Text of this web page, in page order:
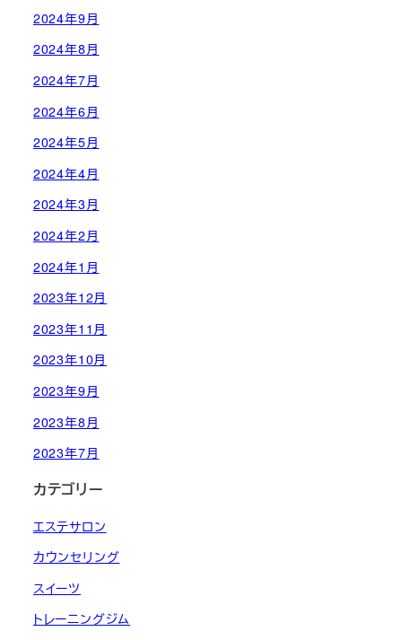
2024年9月
2024年8月
2024年7月
2024年6月
2024年5月
2024年4月
2024年3月
2024年2月
2024年1月
2023年12月
2023年11月
2023年10月
2023年9月
2023年8月
2023年7月
カテゴリー
エステサロン
カウンセリング
スイーツ
トレーニングジム